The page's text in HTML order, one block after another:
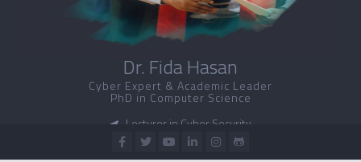
Dr. Fida Hasan
Cyber Expert & Academic Leader
PhD in Computer Science
Lecturer in Cyber Security
UNSW
Canberra, Australia